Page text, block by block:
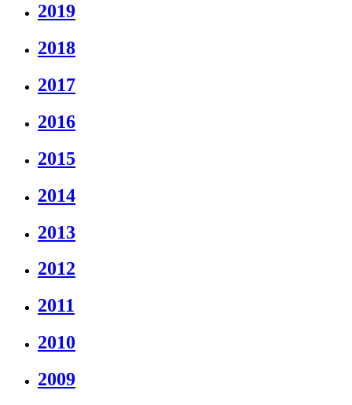
2019
2018
2017
2016
2015
2014
2013
2012
2011
2010
2009